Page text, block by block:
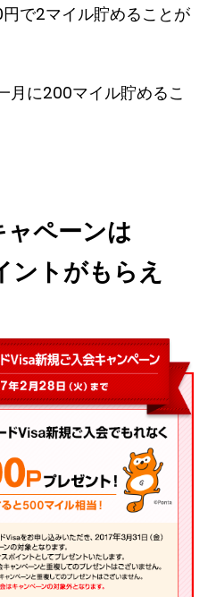
で2マイル貯めることが
月に200マイル貯めるこ
ペーンは
トがもらえ